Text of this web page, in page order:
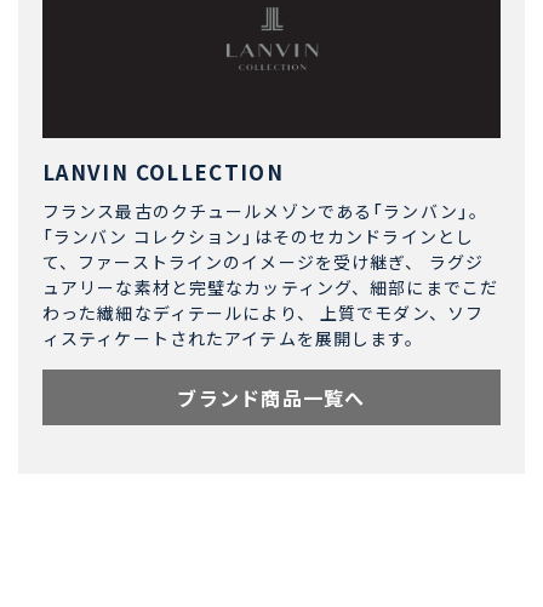
LANVIN COLLECTION
フランス最古のクチュールメゾンである「ランバン」。
「ランバン コレクション」はそのセカンドラインとし
て、ファーストラインのイメージを受け継ぎ、 ラグジ
ュアリーな素材と完璧なカッティング、細部にまでこだ
わった繊細なディテールにより、 上質でモダン、ソフ
ィスティケートされたアイテムを展開します。
ブランド商品一覧へ